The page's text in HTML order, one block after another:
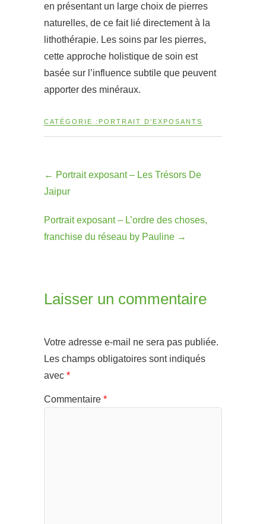
en présentant un large choix de pierres
naturelles, de ce fait lié directement à la
lithothérapie. Les soins par les pierres,
cette approche holistique de soin est
basée sur l’influence subtile que peuvent
apporter des minéraux.
CATÉGORIE : PORTRAIT D'EXPOSANTS
← Portrait exposant – Les Trésors De
Jaipur
Portrait exposant – L’ordre des choses,
franchise du réseau by Pauline →
Laisser un commentaire
Votre adresse e-mail ne sera pas publiée.
Les champs obligatoires sont indiqués
avec *
Commentaire *